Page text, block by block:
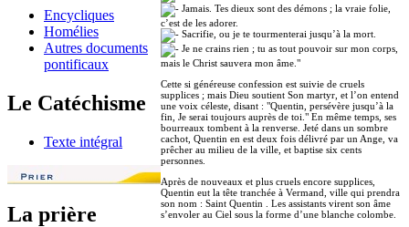
Encycliques
Homélies
Autres documents
pontificaux
Le Catéchisme
Texte intégral
La prière
Jamais. Tes dieux sont des démons ; la vraie folie,
c’est de les adorer.
Sacrifie, ou je te tourmenterai jusqu’à la mort.
Je ne crains rien ; tu as tout pouvoir sur mon corps,
mais le Christ sauvera mon âme."
Cette si généreuse confession est suivie de cruels
supplices ; mais Dieu soutient Son martyr, et l’on entend
une voix céleste, disant : "Quentin, persévère jusqu’à la
fin, Je serai toujours auprès de toi." En même temps, ses
bourreaux tombent à la renverse. Jeté dans un sombre
cachot, Quentin en est deux fois délivré par un Ange, va
prêcher au milieu de la ville, et baptise six cents
personnes.
Après de nouveaux et plus cruels encore supplices,
Quentin eut la tête tranchée à Vermand, ville qui prendra
son nom : Saint Quentin . Les assistants virent son âme
s’envoler au Ciel sous la forme d’une blanche colombe.